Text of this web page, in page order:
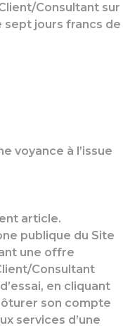
Consultant sur
jours francs de
voyance à l’issue
article.
publique du Site
une offre
Consultant
en cliquant
son compte
services d’une